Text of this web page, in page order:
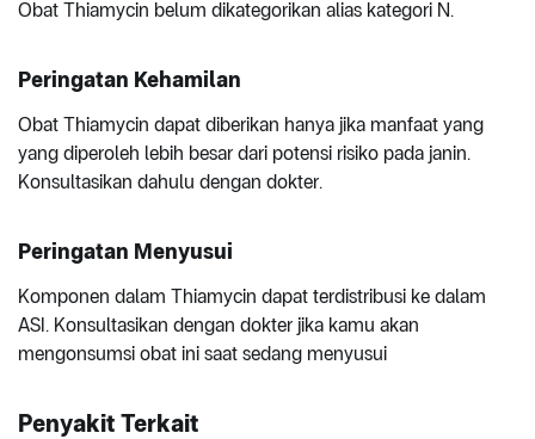
Obat Thiamycin belum dikategorikan alias kategori N.
Peringatan Kehamilan
Obat Thiamycin dapat diberikan hanya jika manfaat yang
yang diperoleh lebih besar dari potensi risiko pada janin.
Konsultasikan dahulu dengan dokter.
Peringatan Menyusui
Komponen dalam Thiamycin dapat terdistribusi ke dalam
ASI. Konsultasikan dengan dokter jika kamu akan
mengonsumsi obat ini saat sedang menyusui
Penyakit Terkait